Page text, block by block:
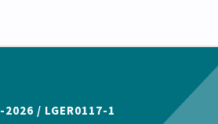
2026 / LGER0117-1